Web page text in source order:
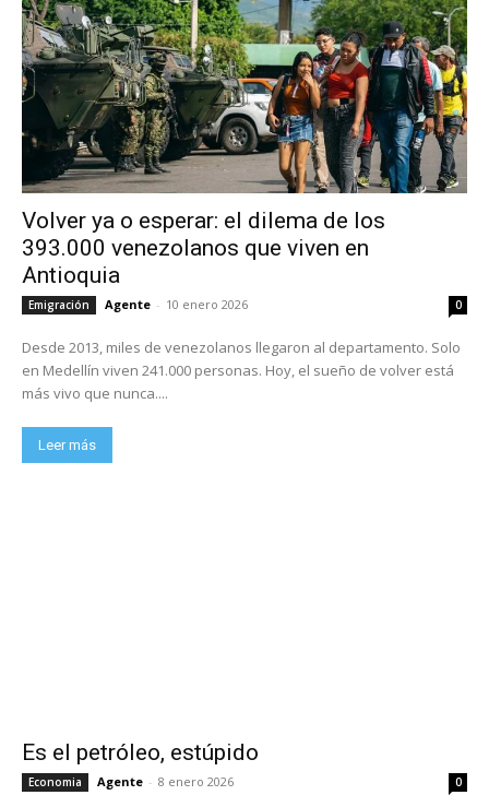
Volver ya o esperar: el dilema de los
393.000 venezolanos que viven en
Antioquia
Emigración Agente - 10 enero 2026 0
Desde 2013, miles de venezolanos llegaron al departamento. Solo
en Medellín viven 241.000 personas. Hoy, el sueño de volver está
más vivo que nunca....
Leer más
Es el petróleo, estúpido
Economia Agente - 8 enero 2026 0